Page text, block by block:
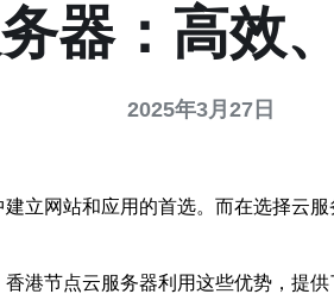
器：高效
2025年3月27日
立网站和应用的首选。而在选择云
港节点云服务器利用这些优势，提